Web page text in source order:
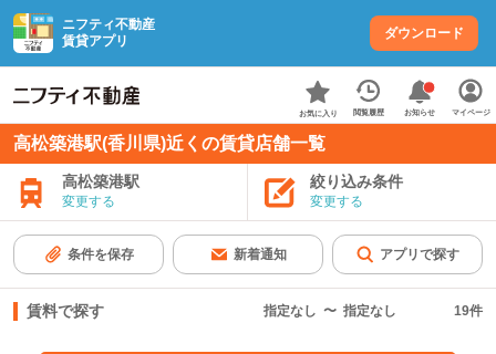
ニフティ不動産
賃貸アプリ
ダウンロード
お気に入り 閲覧履歴 お知らせ マイページ
高松築港駅(香川県)近くの賃貸店舗一覧
高松築港駅
変更する
絞り込み条件
変更する
条件を保存 新着通知 アプリで探す
賃料で探す 指定なし 〜 指定なし 19件